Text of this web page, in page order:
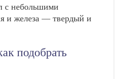
с небольшими
и железа — твердый и
подобрать